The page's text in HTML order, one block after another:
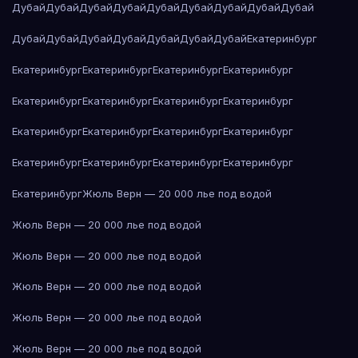
ДубайДубайДубайДубайДубайДубайДубайДубайДубай
ДубайДубайДубайДубайДубайДубайДубайЕкатеринбург
ЕкатеринбургЕкатеринбургЕкатеринбургЕкатеринбург
ЕкатеринбургЕкатеринбургЕкатеринбургЕкатеринбург
ЕкатеринбургЕкатеринбургЕкатеринбургЕкатеринбург
ЕкатеринбургЕкатеринбургЕкатеринбургЕкатеринбург
ЕкатеринбургЖюль Верн — 20 000 лье под водой
Жюль Верн — 20 000 лье под водой
Жюль Верн — 20 000 лье под водой
Жюль Верн — 20 000 лье под водой
Жюль Верн — 20 000 лье под водой
Жюль Верн — 20 000 лье под водой